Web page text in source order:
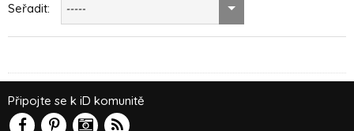
Seřadit: -----
Připojte se k iD komunitě